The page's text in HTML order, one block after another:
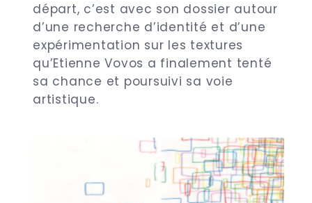
départ, c’est avec son dossier autour
d’une recherche d’identité et d’une
expérimentation sur les textures
qu’Etienne Vovos a finalement tenté
sa chance et poursuivi sa voie
artistique.